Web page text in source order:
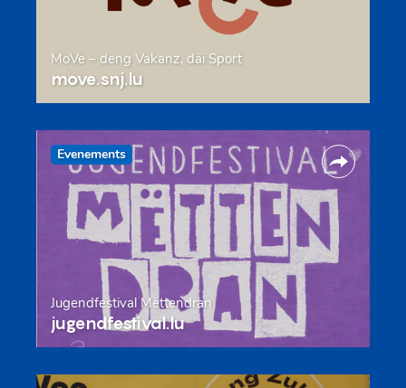
MoVe – deng Vakanz, däi Sport
move.snj.lu
Evenements
Jugendfestival Mëttendran
jugendfestival.lu